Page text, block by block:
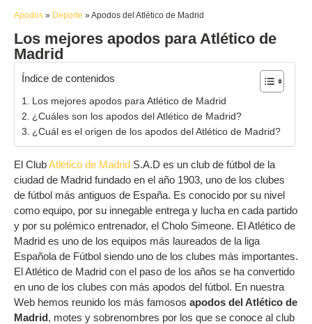
Apodos » Deporte »Apodos del Atlético de Madrid
Los mejores apodos para Atlético de
Madrid
Índice de contenidos
Los mejores apodos para Atlético de Madrid
¿Cuáles son los apodos del Atlético de Madrid?
¿Cuál es el origen de los apodos del Atlético de Madrid?
El ClubAtlético de Madrid S.A.D es un club de fútbol de la
ciudad de Madrid fundado en el año 1903, uno de los clubes
de fútbol más antiguos de España. Es conocido por su nivel
como equipo, por su innegable entrega y lucha en cada partido
y por su polémico entrenador, el Cholo Simeone. El Atlético de
Madrid es uno de los equipos más laureados de la liga
Española de Fútbol siendo uno de los clubes más importantes.
El Atlético de Madrid con el paso de los años se ha convertido
en uno de los clubes con más apodos del fútbol. En nuestra
Web hemos reunido los más famosos apodos del Atlético de
Madrid, motes y sobrenombres por los que se conoce al club